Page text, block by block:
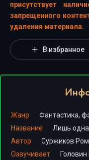
присутствует
запрещенного
удаления материала.
В избранное
Жанр
Фантастика,
Название
Лишь одна
Автор
Суржиков
Озвучивает